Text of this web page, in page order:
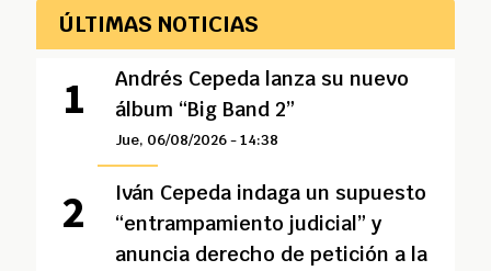
ÚLTIMAS NOTICIAS
Andrés Cepeda lanza su nuevo
álbum “Big Band 2”
Jue, 06/08/2026 - 14:38
Iván Cepeda indaga un supuesto
“entrampamiento judicial” y
anuncia derecho de petición a la